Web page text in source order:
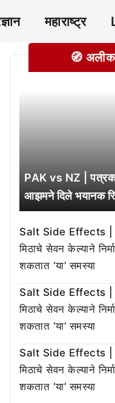
महाराष्ट्र
🧭
PAK vs NZ |
आझमने दिले भयानक
Salt Side Effects |
मिठाचे सेवन केल्याने
शकतात ‘या’ समस्या
Salt Side Effects |
मिठाचे सेवन केल्याने
शकतात ‘या’ समस्या
Salt Side Effects |
मिठाचे सेवन केल्याने
शकतात ‘या’ समस्या